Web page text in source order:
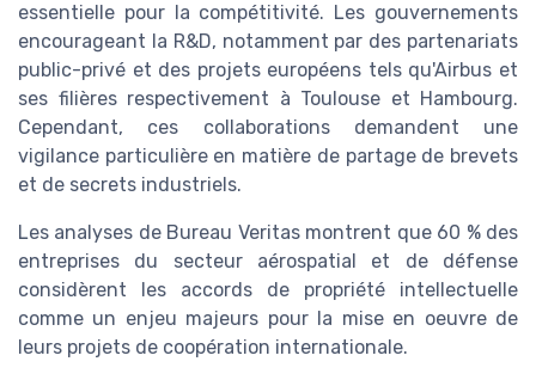
essentielle pour la compétitivité. Les gouvernements
encourageant la R&D, notamment par des partenariats
public-privé et des projets européens tels qu'Airbus et
ses filières respectivement à Toulouse et Hambourg.
Cependant, ces collaborations demandent une
vigilance particulière en matière de partage de brevets
et de secrets industriels.
Les analyses de Bureau Veritas montrent que 60 % des
entreprises du secteur aérospatial et de défense
considèrent les accords de propriété intellectuelle
comme un enjeu majeurs pour la mise en oeuvre de
leurs projets de coopération internationale.